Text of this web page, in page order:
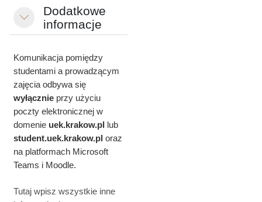
Minimalizuj
Dodatkowe
informacje
Komunikacja pomiędzy
studentami a prowadzącym
zajęcia odbywa się
wyłącznieprzy użyciu
poczty elektronicznej w
domenie uek.krakow.pl lub
student.uek.krakow.pl oraz
na platformach Microsoft
Teams i Moodle.
Tutaj wpisz wszystkie inne